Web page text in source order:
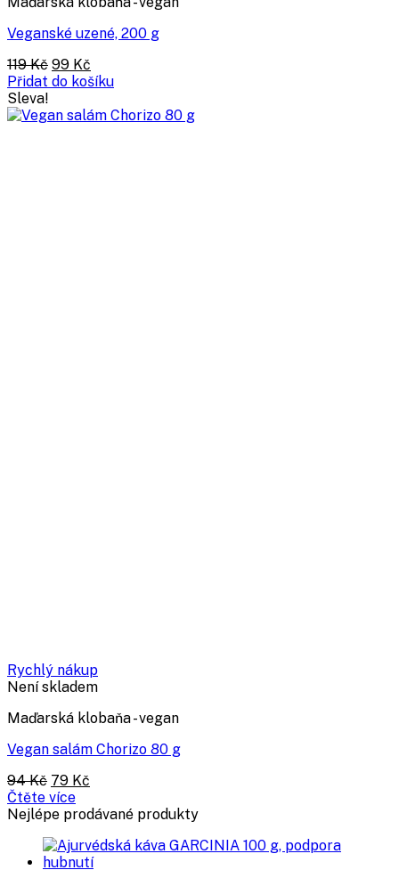
Veganské uzené, 200 g
119Kč Původní
cena
119 Kč.
99 Kč
cena
99 Kč.
Přidat do košíku
Sleva!
Rychlý nákup
Není skladem
Maďarská klobaňa - vegan
Vegan salám Chorizo 80 g
94Kč Původní
cena
byla:
79 Kč
je:
Čtěte více
Nejlépe prodávané produkty